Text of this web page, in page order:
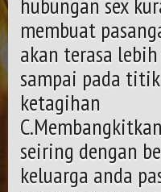
hubungan sex
membuat
akan terasa
sampai pada
ketagihan
seiring dengan
keluarga anda